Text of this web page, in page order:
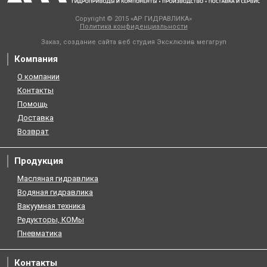
Copyright © 2015 «АР ГИДРАВЛИКА»
Политика конфиденциальности
Заказ, создание сайта веб студия Эксклюзив мегагруп
Компания
О компании
Контакты
Помощь
Доставка
Возврат
Продукция
Масляная гидравлика
Водяная гидравлика
Вакуумная техника
Редукторы, КОМы
Пневматика
Контакты